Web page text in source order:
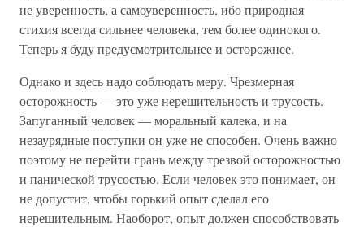
не уверенность, а самоуверенность, ибо природная
стихия всегда сильнее человека, тем более одинокого.
Теперь я буду предусмотрительнее и осторожнее.
Однако и здесь надо соблюдать меру. Чрезмерная
осторожность — это уже нерешительность и трусость.
Запуганный человек — моральный калека, и на
незаурядные поступки он уже не способен. Очень важно
поэтому не перейти грань между трезвой осторожностью
и панической трусостью. Если человек это понимает, он
не допустит, чтобы горький опыт сделал его
нерешительным. Наоборот, опыт должен способствовать